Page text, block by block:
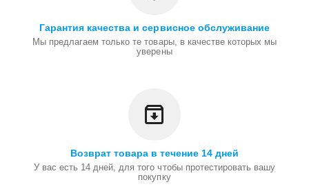
Гарантия качества и сервисное обслуживание
Мы предлагаем только те товары, в качестве которых мы
уверены
Возврат товара в течение 14 дней
У вас есть 14 дней, для того чтобы протестировать вашу
покупку